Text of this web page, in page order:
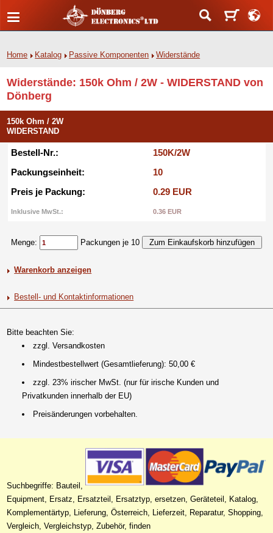
Home Katalog Passive Komponenten Widerstände
Widerstände: 150k Ohm / 2W - WIDERSTAND von
Dönberg
150k Ohm / 2W
WIDERSTAND
Bestell-Nr.:
150K/2W
Packungseinheit:
10
Preis je Packung:
0.29 EUR
Inklusive MwSt.: 0.36 EUR
Menge: Packungen je 10
Warenkorb anzeigen
Bestell- und Kontaktinformationen
Bitte beachten Sie:
zzgl. Versandkosten
Mindestbestellwert (Gesamtlieferung): 50,00 €
zzgl. 23% irischer MwSt. (nur für irische Kunden und
Privatkunden innerhalb der EU)
Preisänderungen vorbehalten.
Suchbegriffe: Bauteil,
Equipment, Ersatz, Ersatzteil, Ersatztyp, ersetzen, Geräteteil, Katalog,
Komplementärtyp, Lieferung, Österreich, Lieferzeit, Reparatur, Shopping,
Vergleich, Vergleichstyp, Zubehör, finden